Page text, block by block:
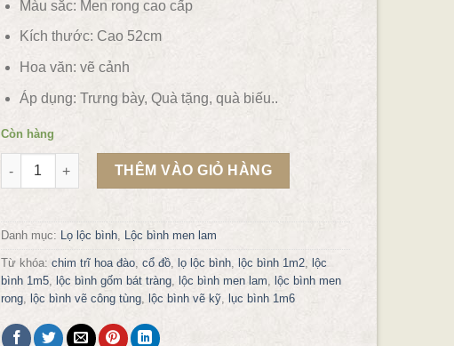
Màu sắc: Men rong cao cấp
Kích thước: Cao 52cm
Hoa văn: vẽ cảnh
Áp dụng: Trưng bày, Quà tặng, quà biếu..
Còn hàng
Lộc bình men rong vẽ tiên ông đánh cờ mẫu LB64 số lượng
THÊM VÀO GIỎ HÀNG
Danh mục: Lọ lộc bình, Lộc bình men lam
Từ khóa: chim trĩ hoa đào, cổ đồ, lọ lộc bình, lộc bình 1m2, lộc
bình 1m5, lộc bình gốm bát tràng, lộc bình men lam, lộc bình men
rong, lộc bình vẽ công tùng, lộc bình vẽ kỹ, lục bình 1m6